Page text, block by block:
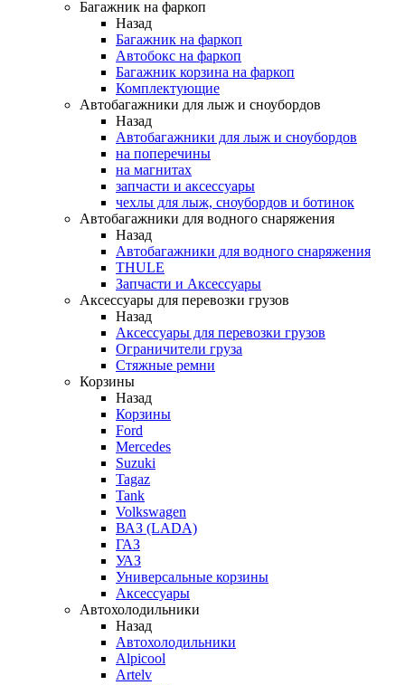
Багажник на фаркоп
Назад
Багажник на фаркоп
Автобокс на фаркоп
Багажник корзина на фаркоп
Комплектующие
Автобагажники для лыж и сноубордов
Назад
Автобагажники для лыж и сноубордов
на поперечины
на магнитах
запчасти и аксессуары
чехлы для лыж, сноубордов и ботинок
Автобагажники для водного снаряжения
Назад
Автобагажники для водного снаряжения
THULE
Запчасти и Аксессуары
Аксессуары для перевозки грузов
Назад
Аксессуары для перевозки грузов
Ограничители груза
Стяжные ремни
Корзины
Назад
Корзины
Ford
Mercedes
Suzuki
Tagaz
Tank
Volkswagen
ВАЗ (LADA)
ГАЗ
УАЗ
Универсальные корзины
Аксессуары
Автохолодильники
Назад
Автохолодильники
Alpicool
Artelv